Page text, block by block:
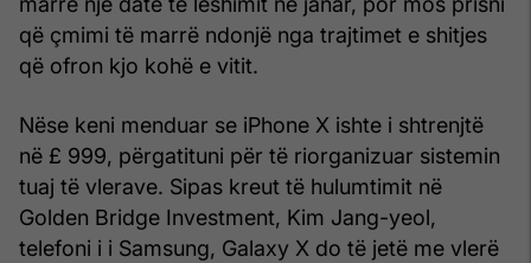
që çmimi të marrë ndonjë nga trajtimet e shitjes
që ofron kjo kohë e vitit.
Nëse keni menduar se iPhone X ishte i shtrenjtë
në £ 999, përgatituni për të riorganizuar sistemin
tuaj të vlerave. Sipas kreut të hulumtimit në
Golden Bridge Investment, Kim Jang-yeol,
telefoni i i Samsung, Galaxy X do të jetë me vlerë